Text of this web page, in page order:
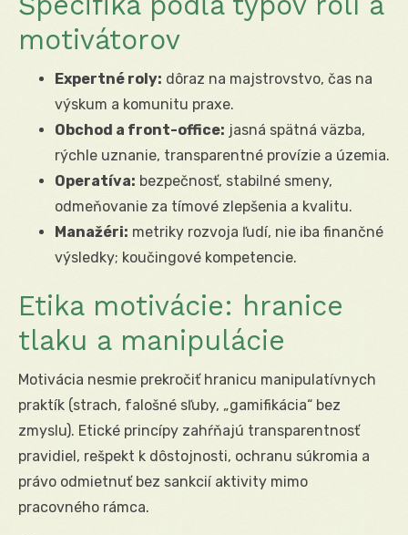
motivátorov
Expertné roly: dôraz na majstrovstvo, čas na
výskum a komunitu praxe.
Obchod a front-office: jasná spätná väzba,
rýchle uznanie, transparentné provízie a územia.
Operatíva: bezpečnosť, stabilné smeny,
odmeňovanie za tímové zlepšenia a kvalitu.
Manažéri: metriky rozvoja ľudí, nie iba finančné
výsledky; koučingové kompetencie.
Etika motivácie: hranice
tlaku a manipulácie
Motivácia nesmie prekročiť hranicu manipulatívnych
praktík (strach, falošné sľuby, „gamifikácia“ bez
zmyslu). Etické princípy zahŕňajú transparentnosť
pravidiel, rešpekt k dôstojnosti, ochranu súkromia a
právo odmietnuť bez sankcií aktivity mimo
pracovného rámca.